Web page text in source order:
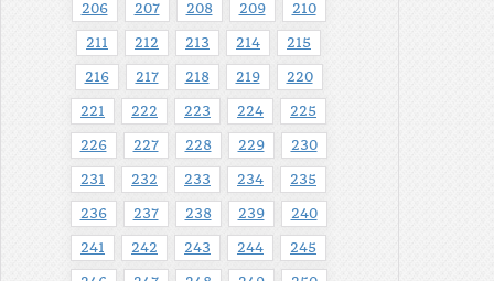
206 207 208 209 210
211 212 213 214 215
216 217 218 219 220
221 222 223 224 225
226 227 228 229 230
231 232 233 234 235
236 237 238 239 240
241 242 243 244 245